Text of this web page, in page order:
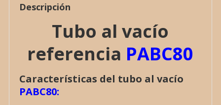
Descripción
Tubo al vacío
referencia PABC80
Características del tubo al vacío
PABC80: